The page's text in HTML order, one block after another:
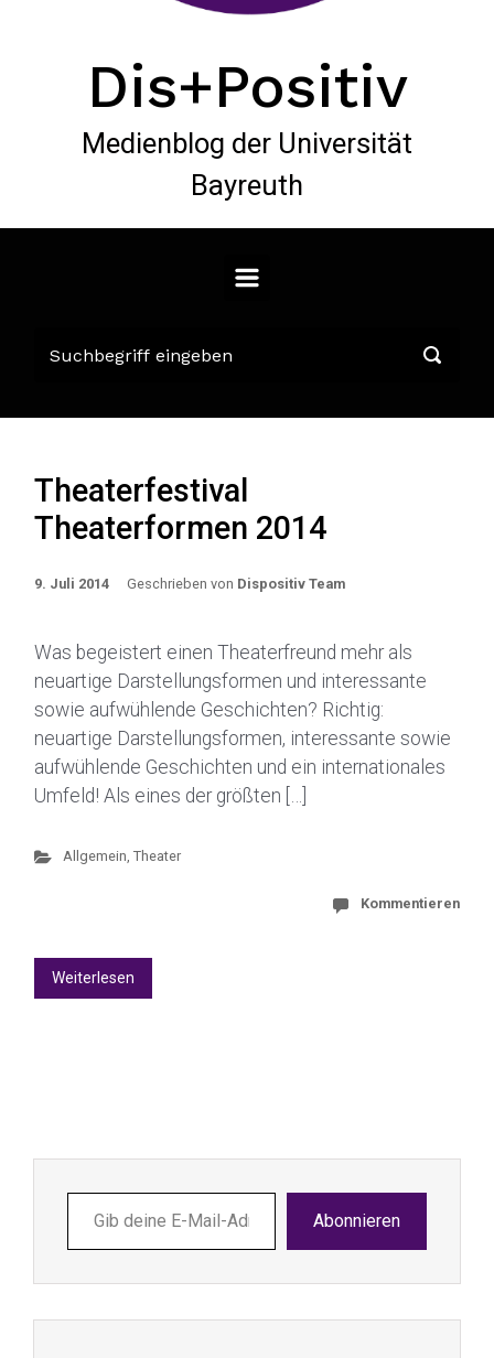
Dis+Positiv
Medienblog der Universität
Bayreuth
Theaterfestival
Theaterformen 2014
9. Juli 2014 Geschrieben von Dispositiv Team
Was begeistert einen Theaterfreund mehr als
neuartige Darstellungsformen und interessante
sowie aufwühlende Geschichten? Richtig:
neuartige Darstellungsformen, interessante sowie
aufwühlende Geschichten und ein internationales
Umfeld! Als eines der größten […]
Allgemein, Theater
Kommentieren
Weiterlesen
deine
E-
ein ...
Abonnieren